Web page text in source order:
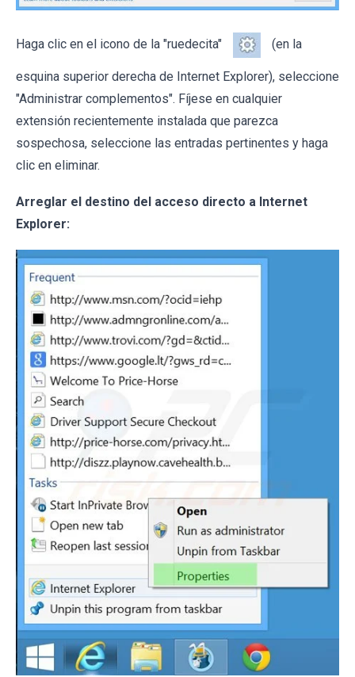
Haga clic en el icono de la "ruedecita" (en la
esquina superior derecha de Internet Explorer), seleccione
"Administrar complementos". Fíjese en cualquier
extensión recientemente instalada que parezca
sospechosa, seleccione las entradas pertinentes y haga
clic en eliminar.
Arreglar el destino del acceso directo a Internet
Explorer: